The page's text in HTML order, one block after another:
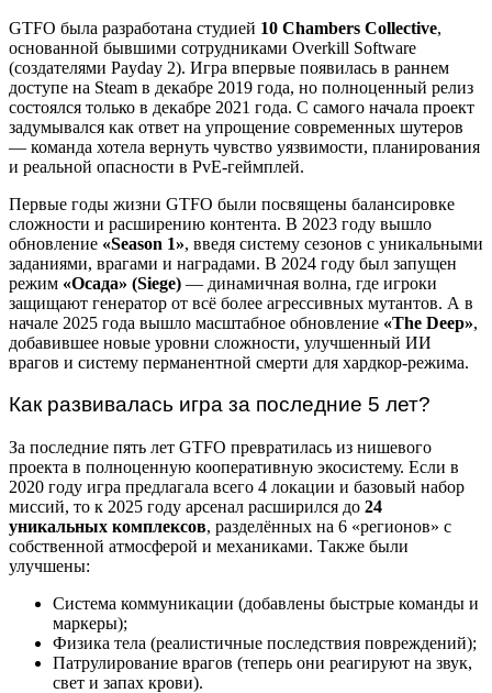
GTFO была разработана студией 10 Chambers Collective,
основанной бывшими сотрудниками Overkill Software
(создателями Payday 2). Игра впервые появилась в раннем
доступе на Steam в декабре 2019 года, но полноценный релиз
состоялся только в декабре 2021 года. С самого начала проект
задумывался как ответ на упрощение современных шутеров
— команда хотела вернуть чувство уязвимости, планирования
и реальной опасности в PvE-геймплей.
Первые годы жизни GTFO были посвящены балансировке
сложности и расширению контента. В 2023 году вышло
обновление «Season 1», введя систему сезонов с уникальными
заданиями, врагами и наградами. В 2024 году был запущен
режим «Осада» (Siege) — динамичная волна, где игроки
защищают генератор от всё более агрессивных мутантов. А в
начале 2025 года вышло масштабное обновление «The Deep»,
добавившее новые уровни сложности, улучшенный ИИ
врагов и систему перманентной смерти для хардкор-режима.
Как развивалась игра за последние 5 лет?
За последние пять лет GTFO превратилась из нишевого
проекта в полноценную кооперативную экосистему. Если в
2020 году игра предлагала всего 4 локации и базовый набор
миссий, то к 2025 году арсенал расширился до 24
уникальных комплексов, разделённых на 6 «регионов» с
собственной атмосферой и механиками. Также были
улучшены:
Система коммуникации (добавлены быстрые команды и
маркеры);
Физика тела (реалистичные последствия повреждений);
Патрулирование врагов (теперь они реагируют на звук,
свет и запах крови).